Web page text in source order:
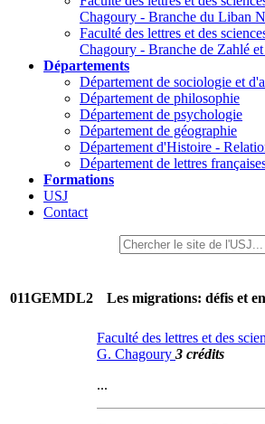
Chagoury - Branche du Liban
Faculté des lettres et des
Chagoury - Branche de Zahlé
Départements
Département de sociologie et
Département de philosophie
Département de psychologie
Département de géographie
Département d'Histoire -
Département de lettres
Formations
USJ
Contact
011GEMDL2 Les migrations: défis et
Faculté des lettres et des
G. Chagoury 3 crédits
...